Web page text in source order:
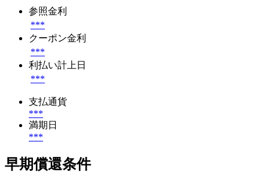
参照金利
***
クーポン金利
***
利払い計上日
***
支払通貨
***
満期日
***
早期償還条件